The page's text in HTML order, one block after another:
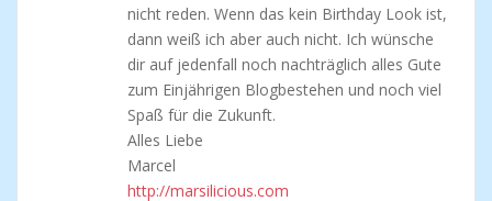
nicht reden. Wenn das kein Birthday Look ist,
dann weiß ich aber auch nicht. Ich wünsche
dir auf jedenfall noch nachträglich alles Gute
zum Einjährigen Blogbestehen und noch viel
Spaß für die Zukunft.
Alles Liebe
Marcel
http://marsilicious.com